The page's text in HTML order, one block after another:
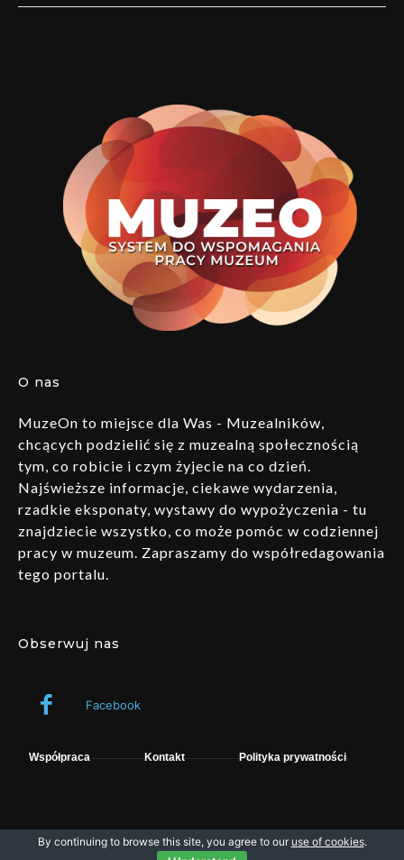
O nas
MuzeOn to miejsce dla Was - Muzealników,
chcących podzielić się z muzealną społecznością
tym, co robicie i czym żyjecie na co dzień.
Najświeższe informacje, ciekawe wydarzenia,
rzadkie eksponaty, wystawy do wypożyczenia - tu
znajdziecie wszystko, co może pomóc w codziennej
pracy w muzeum. Zapraszamy do współredagowania
tego portalu.
Obserwuj nas
Facebook
Współpraca Kontakt Polityka prywatności
Wszelkie prawa zastrzeżone © fpsystem. Powered by Muzeo.
By continuing to browse this site, you agree to our use of cookies.